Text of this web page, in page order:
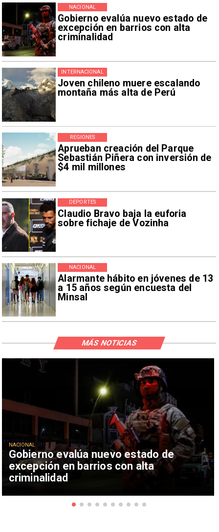
Gobierno evalúa nuevo estado de
excepción en barrios con alta
criminalidad
NACIONAL
Joven chileno muere escalando
montaña más alta de Perú
INTERNACIONAL
Aprueban creación del Parque
Sebastián Piñera con inversión de
$4 mil millones
REGIONES
Claudio Bravo baja la euforia
sobre fichaje de Vozinha
DEPORTES
Alarmante hábito en jóvenes de 13
a 15 años según encuesta del
Minsal
NACIONAL
Gobierno evalúa nuevo estado de
excepción en barrios con alta
criminalidad
NACIONAL
MÁS NOTICIAS